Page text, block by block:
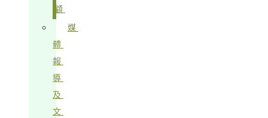
顧
媒
體
報
導
及
文